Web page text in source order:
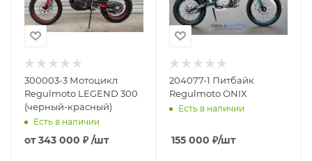
300003-3 Мотоцикл
Regulmoto LEGEND 300
(черный-красный)
Есть в наличии
от343 000 ₽ /шт
204077-1 Питбайк
Regulmoto ONIX
Есть в наличии
155 000 ₽/шт